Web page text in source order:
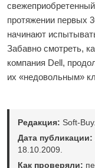
протяжении первых
начинают
Забавно смотреть,
компания Dell,
их «недовольным»
Редакция: Soft-
Дата публикации:
18.10.2009.
Как проверяли: